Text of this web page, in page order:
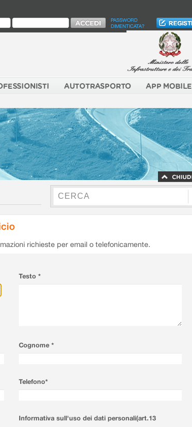
PASSWORD
DIMENTICATA?
AUTOTRASPORTO APP MOBILE
richieste per email o telefonicamente.
Testo *
Cognome *
Telefono*
Informativa sull'uso dei dati personali(art.13